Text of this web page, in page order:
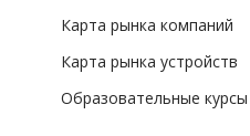
Карта рынка компаний
Карта рынка устройств
Образовательные курсы